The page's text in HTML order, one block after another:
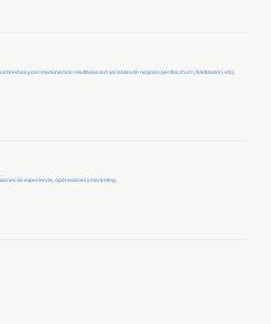
brechas y correlacionamos resultados con variables de negocio (ventas, churn, fidelización, etc.).
de experiencia, operaciones y marketing.